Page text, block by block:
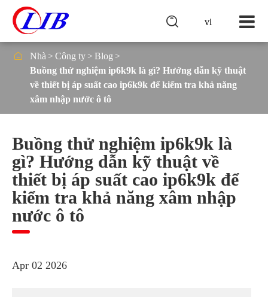
vi

 Nhà Công ty
Blog
Buồng thử nghiệm ip6k9k là gì? Hướng dẫn kỹ thuật
về thiết bị áp suất cao ip6k9k để kiểm tra khả năng
xâm nhập nước ô tô
Buồng thử nghiệm ip6k9k là
gì? Hướng dẫn kỹ thuật về
thiết bị áp suất cao ip6k9k để
kiểm tra khả năng xâm nhập
nước ô tô
Apr 02 2026